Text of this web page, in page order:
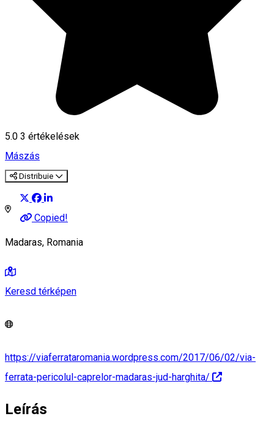
5.0 3 értékelések
Mászás
Distribuie
Copied!
Madaras, Romania
Keresd térképen
https://viaferrataromania.wordpress.com/2017/06/02/via-
ferrata-pericolul-caprelor-madaras-jud-harghita/
Leírás